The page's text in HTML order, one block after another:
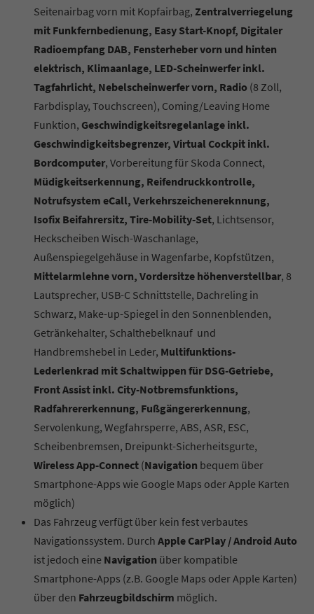
Seitenairbag vorn mit Kopfairbag, Zentralverriegelung
mit Funkfernbedienung, Easy Start-Knopf, Digitaler
Radioempfang DAB, Fensterheber vorn und hinten
elektrisch, Klimaanlage, LED-Scheinwerfer inkl.
Tagfahrlicht, Nebelscheinwerfer vorn, Radio (8 Zoll,
Farbdisplay, Touchscreen), Coming/Leaving Home
Funktion, Geschwindigkeitsregelanlage inkl.
Geschwindigkeitsbegrenzer, Virtual Cockpit inkl.
Bordcomputer, Vorbereitung für Skoda Connect,
Müdigkeitserkennung, Reifendruckkontrolle,
Notrufsystem eCall, Verkehrszeichenereknnung,
Isofix Beifahrersitz, Tire-Mobility-Set, Lichtsensor,
Heckscheiben Wisch-Waschanlage,
Außenspiegelgehäuse in Wagenfarbe, Kopfstützen,
Mittelarmlehne vorn, Vordersitze höhenverstellbar, 8
Lautsprecher, USB-C Schnittstelle, Dachreling in
Schwarz, Make-up-Spiegel in den Sonnenblenden,
Getränkehalter, Schalthebelknauf und
Handbremshebel in Leder, Multifunktions-
Lederlenkrad mit Schaltwippen für DSG-Getriebe,
Front Assist inkl. City-Notbremsfunktions,
Radfahrererkennung, Fußgängererkennung,
Servolenkung, Wegfahrsperre, ABS, ASR, ESC,
Scheibenbremsen, Dreipunkt-Sicherheitsgurte,
Wireless App-Connect (Navigation bequem über
Smartphone-Apps wie Google Maps oder Apple Karten
möglich)
Das Fahrzeug verfügt über kein fest verbautes
Navigationssystem. Durch Apple CarPlay / Android Auto
ist jedoch eine Navigation über kompatible
Smartphone-Apps (z.B. Google Maps oder Apple Karten)
über den Fahrzeugbildschirm möglich.